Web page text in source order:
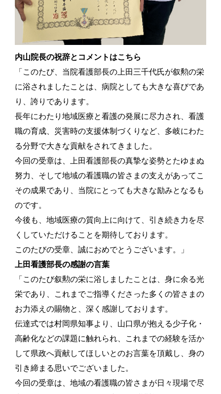
内山院長の祝辞とコメントはこちら
「このたび、当院看護部長の上田三千代氏が叙勲の栄
に浴されましたことは、病院としても大きな喜びであ
り、誇りであります。
長年にわたり地域医療と看護の発展に尽力され、看護
職の育成、災害時の支援体制づくりなど、多岐にわた
る分野で大きな貢献をされてきました。
今回の受章は、上田看護部長の真摯な姿勢とたゆまぬ
努力、そして地域の看護職の皆さまの支えがあってこ
その成果であり、当院にとっても大きな励みとなるも
のです。
今後も、地域医療の質向上に向けて、引き続き力を尽
くしていただけることを期待しております。
このたびの受章、誠におめでとうございます。」
上田看護部長の感謝の言葉
「このたび叙勲の栄に浴しましたことは、身に余る光
栄であり、これまでご指導くださった多くの皆さまの
お力添えの賜物と、深く感謝しております。
伝達式では村岡県知事より、山口県が抱える少子化・
高齢化などの課題に触れられ、これまでの経験を活か
して県政へ貢献してほしいとのお言葉を頂戴し、身の
引き締まる思いでございました。
今回の受章は、地域の看護職の皆さまが日々現場で尽